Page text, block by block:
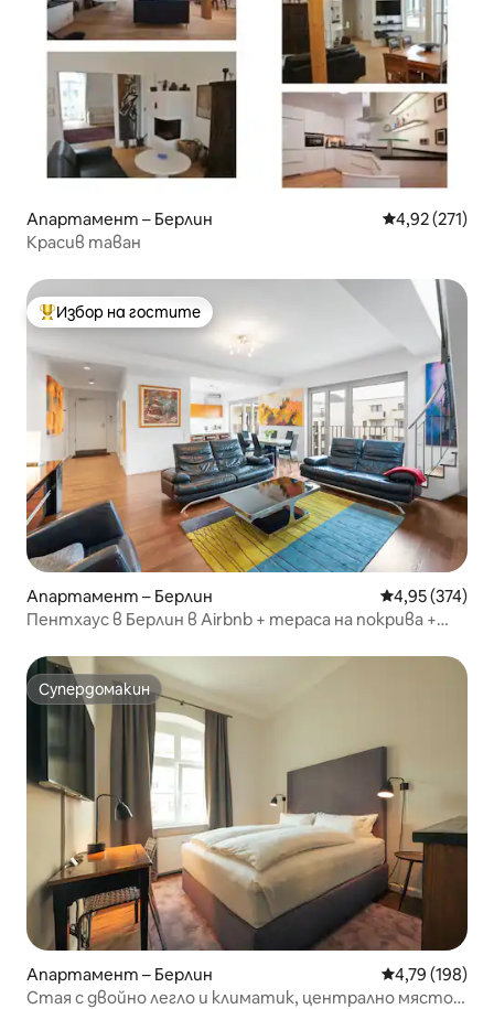
Апартамент – Берлин Средна
4,92 (271)
Красив таван
Най-популярен избор на гостите
Избор на гостите
Апартамент – Берлин Средна
4,95 (374)
Пентхаус в Берлин в Airbnb + тераса на покрива +
Супердомакин
Супердомакин
Апартамент – Берлин Средна
4,79 (198)
Стая с двойно легло и климатик, централно място в